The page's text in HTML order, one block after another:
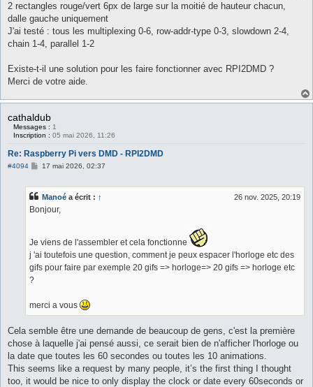
2 rectangles rouge/vert 6px de large sur la moitié de hauteur chacun,
dalle gauche uniquement
J'ai testé : tous les multiplexing 0-6, row-addr-type 0-3, slowdown 2-4,
chain 1-4, parallel 1-2
Existe-t-il une solution pour les faire fonctionner avec RPI2DMD ?
Merci de votre aide.
cathaldub
Messages : 1
Inscription : 05 mai 2026, 11:26
Re: Raspberry Pi vers DMD - RPI2DMD
#4094
M
a
g
17 mai 2026, 02:37
Manoé a écrit : ↑ 26 nov. 2025, 20:19
Bonjour,
Je viens de l'assembler et cela fonctionne
j 'ai toutefois une question, comment je peux espacer l'horloge etc des
gifs pour faire par exemple 20 gifs => horloge=> 20 gifs => horloge etc
?
merci a vous
Cela semble être une demande de beaucoup de gens, c'est la première
chose à laquelle j'ai pensé aussi, ce serait bien de n'afficher l'horloge ou
la date que toutes les 60 secondes ou toutes les 10 animations.
This seems like a request by many people, it’s the first thing I thought
too, it would be nice to only display the clock or date every 60seconds or